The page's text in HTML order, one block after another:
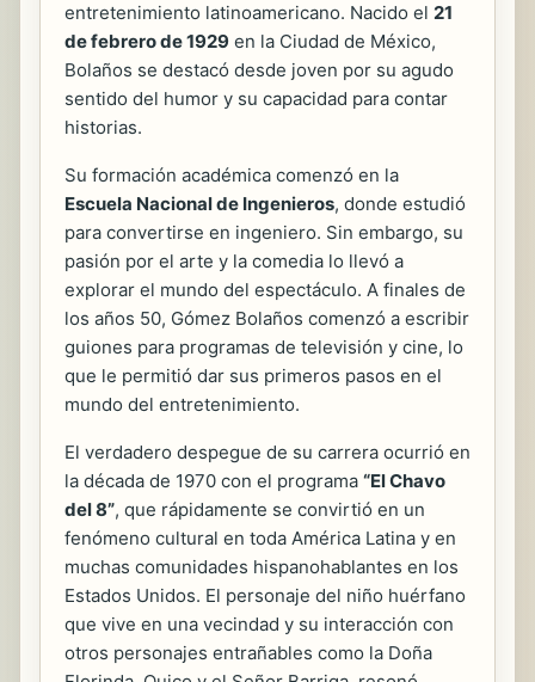
entretenimiento latinoamericano. Nacido el 21
de febrero de 1929 en la Ciudad de México,
Bolaños se destacó desde joven por su agudo
sentido del humor y su capacidad para contar
historias.
Su formación académica comenzó en la
Escuela Nacional de Ingenieros, donde estudió
para convertirse en ingeniero. Sin embargo, su
pasión por el arte y la comedia lo llevó a
explorar el mundo del espectáculo. A finales de
los años 50, Gómez Bolaños comenzó a escribir
guiones para programas de televisión y cine, lo
que le permitió dar sus primeros pasos en el
mundo del entretenimiento.
El verdadero despegue de su carrera ocurrió en
la década de 1970 con el programa “El Chavo
del 8”, que rápidamente se convirtió en un
fenómeno cultural en toda América Latina y en
muchas comunidades hispanohablantes en los
Estados Unidos. El personaje del niño huérfano
que vive en una vecindad y su interacción con
otros personajes entrañables como la Doña